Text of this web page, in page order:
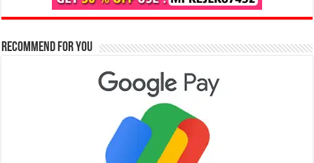
Recommend for You